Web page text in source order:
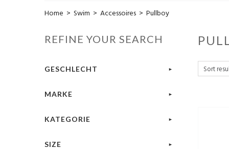
Home > Swim > Accessoires > Pullboy
REFINE YOUR SEARCH
GESCHLECHT
MARKE
KATEGORIE
SIZE